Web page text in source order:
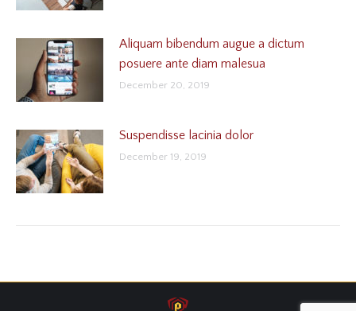
Aliquam bibendum augue a dictum
posuere ante diam malesua
December 20, 2019
Suspendisse lacinia dolor
December 19, 2019